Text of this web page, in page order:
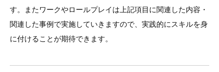
す。またワークやロールプレイは上記項目に関連した内容・
関連した事例で実施していきますので、実践的にスキルを身
に付けることが期待できます。